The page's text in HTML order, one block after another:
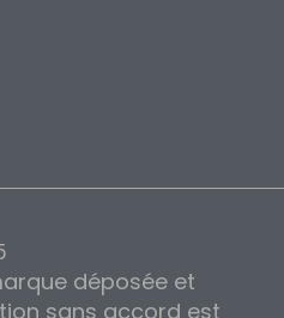
déposée et
sans accord est